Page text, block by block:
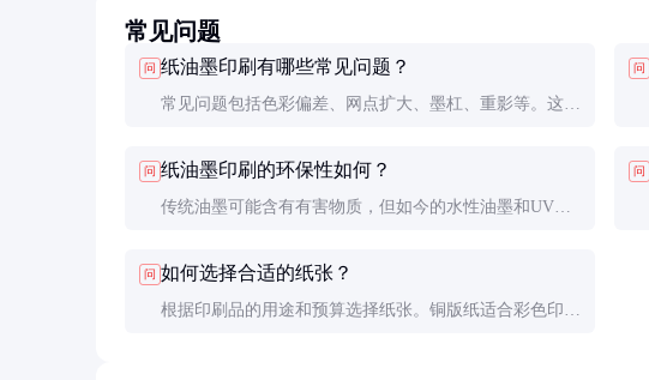
常见问题
问 纸油墨印刷有哪些常见问题？
常见问题包括色彩偏差、网点扩大、墨杠、重影等。这些
业技术人员排查解决。
问
问 纸油墨印刷的环保性如何？
传统油墨可能含有有害物质，但如今的水性油墨和UV油
少对环境的影响。
问
问 如何选择合适的纸张？
根据印刷品的用途和预算选择纸张。铜版纸适合彩色印